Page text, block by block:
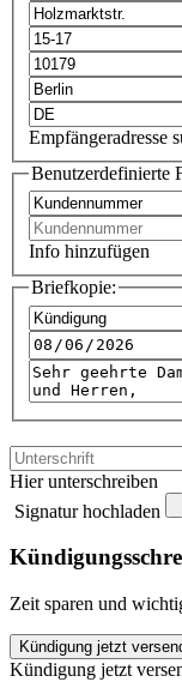
Empfängeradresse
Benutzerdefinierte
Info hinzufügen
Briefkopie:
Hier unterschreiben
Signatur hochladen
Zeit sparen und
BVG
kündigen
Kündigung jetzt
Kündigung jetzt